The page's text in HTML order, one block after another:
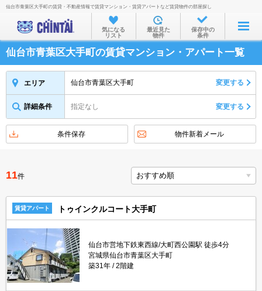
お部屋を探す
沿線・駅から
住所から
家賃相場から
物件特集から
不動産会社から
TOP
仙台市青葉区大手町の賃貸・不動産情報で賃貸マンション・賃貸アパートなど賃貸物件の部屋探し
気になる
リスト
最近見た
物件
保存中の
条件
仙台市青葉区大手町の賃貸マンション・アパート一覧
エリア 仙台市青葉区大手町 変更する
詳細条件 指定なし 変更する
条件保存 物件新着メール
11件
賃貸アパート トゥインクルコート大手町
仙台市営地下鉄東西線/大町西公園駅 徒歩4分
宮城県仙台市青葉区大手町
築31年
2階建